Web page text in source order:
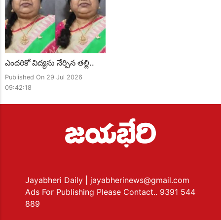
ఎందరికో విద్యను నేర్పిన తల్లి..
Published On 29 Jul 2026
09:42:18
Jayabheri Daily
| jayabherinews@gmail.com
Ads For Publishing Please Contact.. 9391 544
889